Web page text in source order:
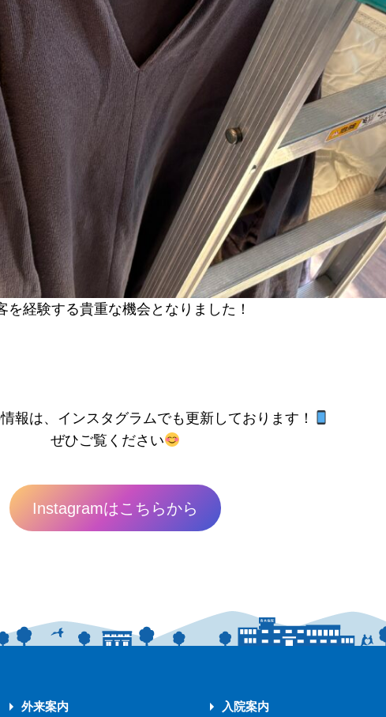
を経験する貴重な機会となりました！
報は、インスタグラムでも更新しております！
ぜひご覧ください
Instagramはこちらから
外来案内 入院案内